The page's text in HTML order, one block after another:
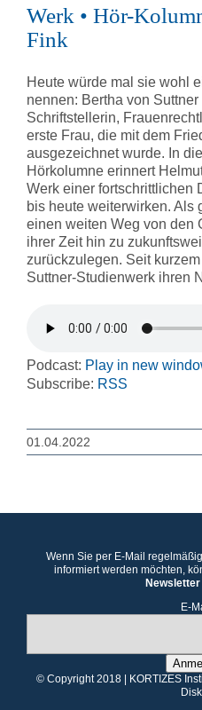
Werk • Hör-
Fink
Heute würde mal sie wohl
nennen: Bertha von
Schriftstellerin,
erste Frau, die mit dem
ausgezeichnet wurde. In
Hörkolumne erinnert
Werk einer fortschrittlichen
bis heute weiterwirken. Als
einen weiten Weg von den
ihrer Zeit hin zu
zurückzulegen. Seit
Suttner-Studienwerk ihren
Podcast: Play in new
Subscribe: RSS
01.04.2022
Wenn Sie per E-Mail
informiert werden möchten,
Newsletter
E-
© Copyright 2018 | KORTIZES